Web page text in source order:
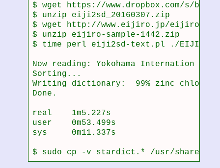
$ wget https://www.dropbox.com/s/
$ unzip eiji2sd_20160307.zip
$ wget http://www.eijiro.jp/eijiro-
$ unzip eijiro-sample-1442.zip
$ time perl eiji2sd-text.pl ./EIJIRO-
Now reading: Yokohama Internation
Sorting...
Writing dictionary:  99% zinc
Done.
real	1m5.227s
user	0m53.499s
sys	0m11.337s
$ sudo cp -v stardict.* /usr/share/